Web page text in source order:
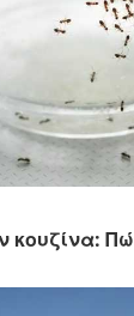
κουζίνα: